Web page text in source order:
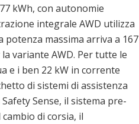
kWh, con autonomie
integrale AWD utilizza
potenza massima arriva a 167
la variante AWD. Per tutte le
e i ben 22 kW in corrente
di sistemi di assistenza
Sense, il sistema pre-
di corsia, il